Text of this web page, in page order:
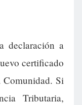
declaración a
certificado
Comunidad. Si
Tributaria,